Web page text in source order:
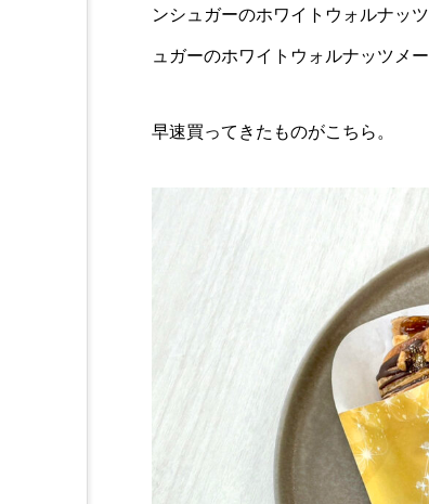
ンシュガーのホワイトウォルナッ
ュガーのホワイトウォルナッツメ
早速買ってきたものがこちら。